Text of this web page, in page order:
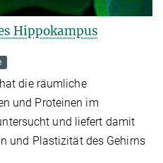
Hippokampus
die räumliche
und Proteinen im
und liefert damit
und Plastizität des Gehirns